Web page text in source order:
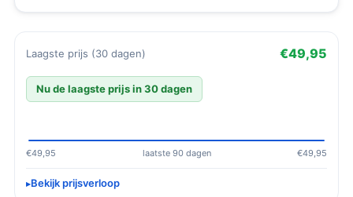
Laagste prijs (30 dagen) €49,95
Nu de laagste prijs in 30 dagen
€49,95 laatste 90 dagen €49,95
Bekijk prijsverloop